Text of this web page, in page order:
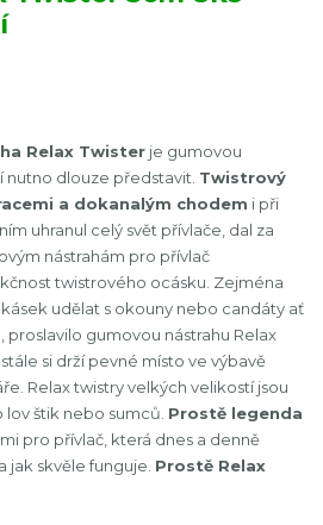
Relax Twister je gumovou
nutno dlouze představit. Twistrový
a dokanalým chodem i při
uhranul celý svět přívlače, dal za
nástrahám pro přívlač
twistrového ocásku. Zejména
udělat s okouny nebo candáty ať
proslavilo gumovou nástrahu Relax
si drží pevné místo ve výbavě
Relax twistry velkých velikostí jsou
štik nebo sumců. Prostě legenda
pro přívlač, která dnes a denně
jak skvěle funguje. Prostě Relax